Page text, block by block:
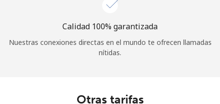
Calidad 100% garantizada
Nuestras conexiones directas en el mundo te ofrecen llamadas
nítidas.
Otras tarifas